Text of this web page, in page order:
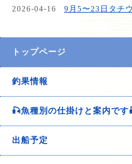
2026-04-16 9月5〜23日タチ
トップページ
釣果情報
🎣魚種別の仕掛けと案内です
出船予定